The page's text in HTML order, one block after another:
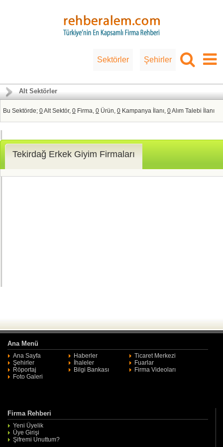
Sektörler Şehirler
Alt Sektörler
Bu Sektörde; 0Alt Sektör, 0 Firma, 0 Ürün, 0 Kampanya İlanı, 0Alım Talebi İlanı
Tekirdağ Erkek Giyim Firmaları
Ana Menü
Ana Sayfa Haberler
Ticaret Merkezi
Şehirler
İhaleler
Fuarlar
Röportaj
Bilgi Bankası
Firma Videoları
Foto Galeri
Firma Rehberi
Yeni Üyelik
Üye Girişi
Şifremi Unuttum?